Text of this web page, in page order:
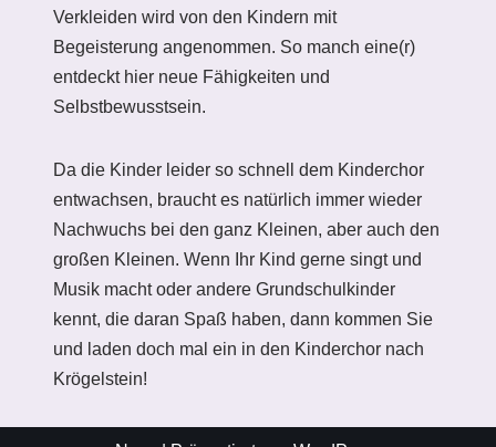
Verkleiden wird von den Kindern mit
Begeisterung angenommen. So manch eine(r)
entdeckt hier neue Fähigkeiten und
Selbstbewusstsein.
Da die Kinder leider so schnell dem Kinderchor
entwachsen, braucht es natürlich immer wieder
Nachwuchs bei den ganz Kleinen, aber auch den
großen Kleinen. Wenn Ihr Kind gerne singt und
Musik macht oder andere Grundschulkinder
kennt, die daran Spaß haben, dann kommen Sie
und laden doch mal ein in den Kinderchor nach
Krögelstein!